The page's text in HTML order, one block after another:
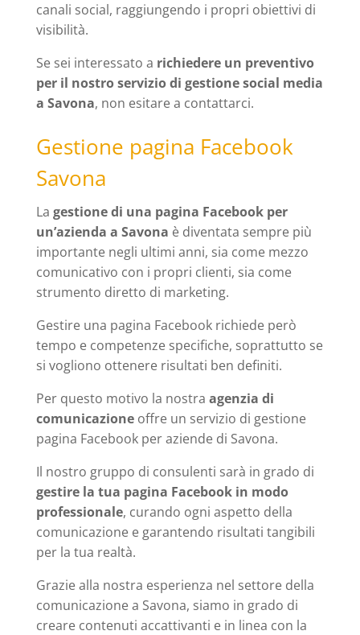
canali social, raggiungendo i propri obiettivi di
visibilità.
Se sei interessato a richiedere un preventivo
per il nostro servizio di gestione social media
a Savona, non esitare a contattarci.
Gestione pagina Facebook
Savona
La gestione di una pagina Facebook per
un’azienda a Savona è diventata sempre più
importante negli ultimi anni, sia come mezzo
comunicativo con i propri clienti, sia come
strumento diretto di marketing.
Gestire una pagina Facebook richiede però
tempo e competenze specifiche, soprattutto se
si vogliono ottenere risultati ben definiti.
Per questo motivo la nostra agenzia di
comunicazioneoffre un servizio di gestione
pagina Facebook per aziende di Savona.
Il nostro gruppo di consulenti sarà in grado di
gestire la tua pagina Facebook in modo
professionale, curando ogni aspetto della
comunicazione e garantendo risultati tangibili
per la tua realtà.
Grazie alla nostra esperienza nel settore della
comunicazione a Savona, siamo in grado di
creare contenuti accattivanti e in linea con la